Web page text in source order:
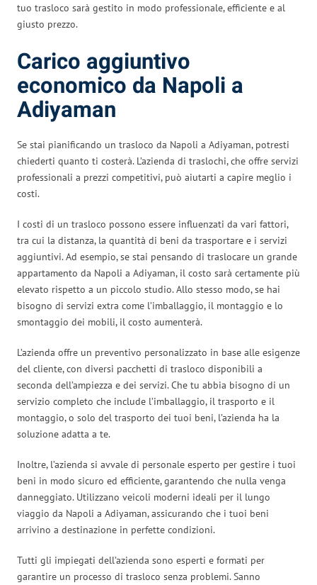
tuo trasloco sarà gestito in modo professionale, efficiente e al
giusto prezzo.
Carico aggiuntivo
economico da Napoli a
Adiyaman
Se stai pianificando un trasloco da Napoli a Adiyaman, potresti
chiederti quanto ti costerà. L’azienda di traslochi, che offre servizi
professionali a prezzi competitivi, può aiutarti a capire meglio i
costi.
I costi di un trasloco possono essere influenzati da vari fattori,
tra cui la distanza, la quantità di beni da trasportare e i servizi
aggiuntivi. Ad esempio, se stai pensando di traslocare un grande
appartamento da Napoli a Adiyaman, il costo sarà certamente più
elevato rispetto a un piccolo studio. Allo stesso modo, se hai
bisogno di servizi extra come l’imballaggio, il montaggio e lo
smontaggio dei mobili, il costo aumenterà.
L’azienda offre un preventivo personalizzato in base alle esigenze
del cliente, con diversi pacchetti di trasloco disponibili a
seconda dell’ampiezza e dei servizi. Che tu abbia bisogno di un
servizio completo che include l’imballaggio, il trasporto e il
montaggio, o solo del trasporto dei tuoi beni, l’azienda ha la
soluzione adatta a te.
Inoltre, l’azienda si avvale di personale esperto per gestire i tuoi
beni in modo sicuro ed efficiente, garantendo che nulla venga
danneggiato. Utilizzano veicoli moderni ideali per il lungo
viaggio da Napoli a Adiyaman, assicurando che i tuoi beni
arrivino a destinazione in perfette condizioni.
Tutti gli impiegati dell’azienda sono esperti e formati per
garantire un processo di trasloco senza problemi. Sanno